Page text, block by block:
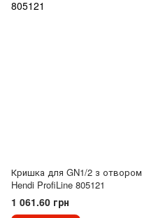
Кришка для GN1/2 з отвором
Hendi ProfiLine 805121
1 061.60 грн